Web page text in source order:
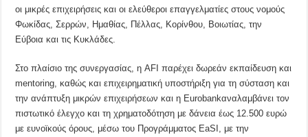
οι μικρές επιχειρήσεις και οι ελεύθεροι επαγγελματίες στους νομούς
Φωκίδας, Σερρών, Ημαθίας, Πέλλας, Κορίνθου, Βοιωτίας, την
Εύβοια και τις Κυκλάδες.
Στο πλαίσιο της συνεργασίας, η AFI παρέχει δωρεάν εκπαίδευση και
mentoring, καθώς και επιχειρηματική υποστήριξη για τη σύσταση και
την ανάπτυξη μικρών επιχειρήσεων και η Eurobankαναλαμβάνει τον
πιστωτικό έλεγχο και τη χρηματοδότηση με δάνεια έως 12.500 ευρώ
με ευνοϊκούς όρους, μέσω του Προγράμματος EaSΙ, με την